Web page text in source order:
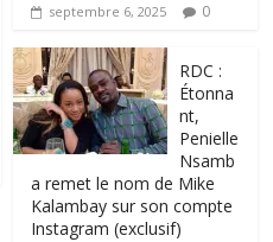
septembre 6, 2025 0
RDC :
Étonna
nt,
Penielle
Nsamb
a remet le nom de Mike
Kalambay sur son compte
Instagram (exclusif)